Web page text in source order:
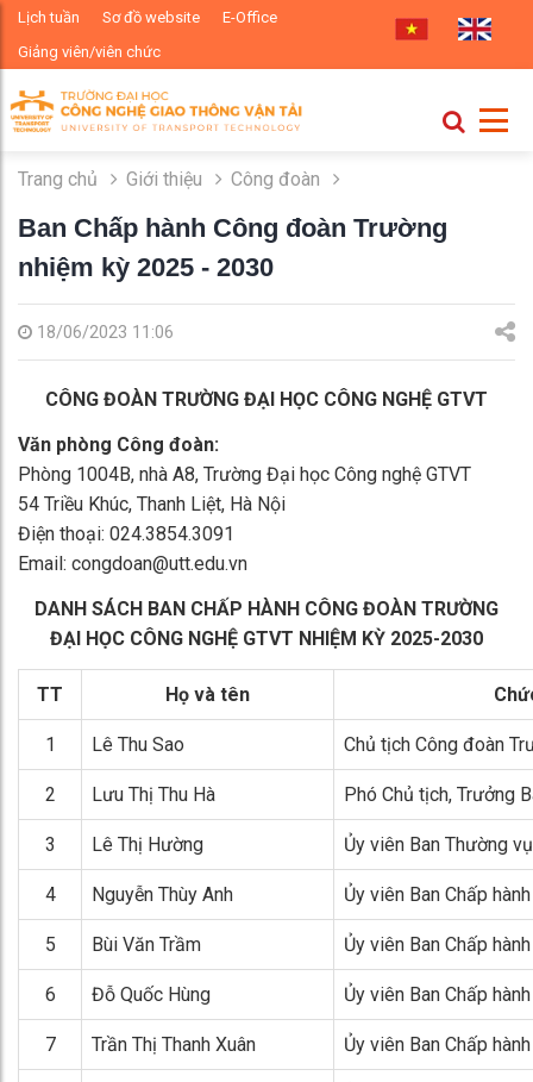
Lịch tuần Sơ đồ website
E-Office
Giảng viên/viên chức
Trang chủ Giới thiệu Công đoàn
Ban Chấp hành Công đoàn Trường
nhiệm kỳ 2025 - 2030
18/06/2023 11:06
CÔNG ĐOÀN TRƯỜNG ĐẠI HỌC CÔNG NGHỆ GTVT
Văn phòng Công đoàn:
Phòng 1004B, nhà A8, Trường Đại học Công nghệ GTVT
54 Triều Khúc, Thanh Liệt, Hà Nội
Điện thoại: 024.3854.3091
Email: congdoan@utt.edu.vn
DANH SÁCH BAN CHẤP HÀNH CÔNG ĐOÀN TRƯỜNG
ĐẠI HỌC CÔNG NGHỆ GTVT NHIỆM KỲ 2025-2030
TT Họ và tên
1 Lê Thu Sao Chủ tịch Công đoàn
2 Lưu Thị Thu Hà Phó Chủ tịch, Trưởng
3 Lê Thị Hường Ủy viên Ban Thường vụ
4 Nguyễn Thùy Anh Ủy viên Ban Chấp hành
5 Bùi Văn Trầm Ủy viên Ban Chấp hành
6 Đỗ Quốc Hùng Ủy viên Ban Chấp hành
7 Trần Thị Thanh Xuân Ủy viên Ban Chấp hành